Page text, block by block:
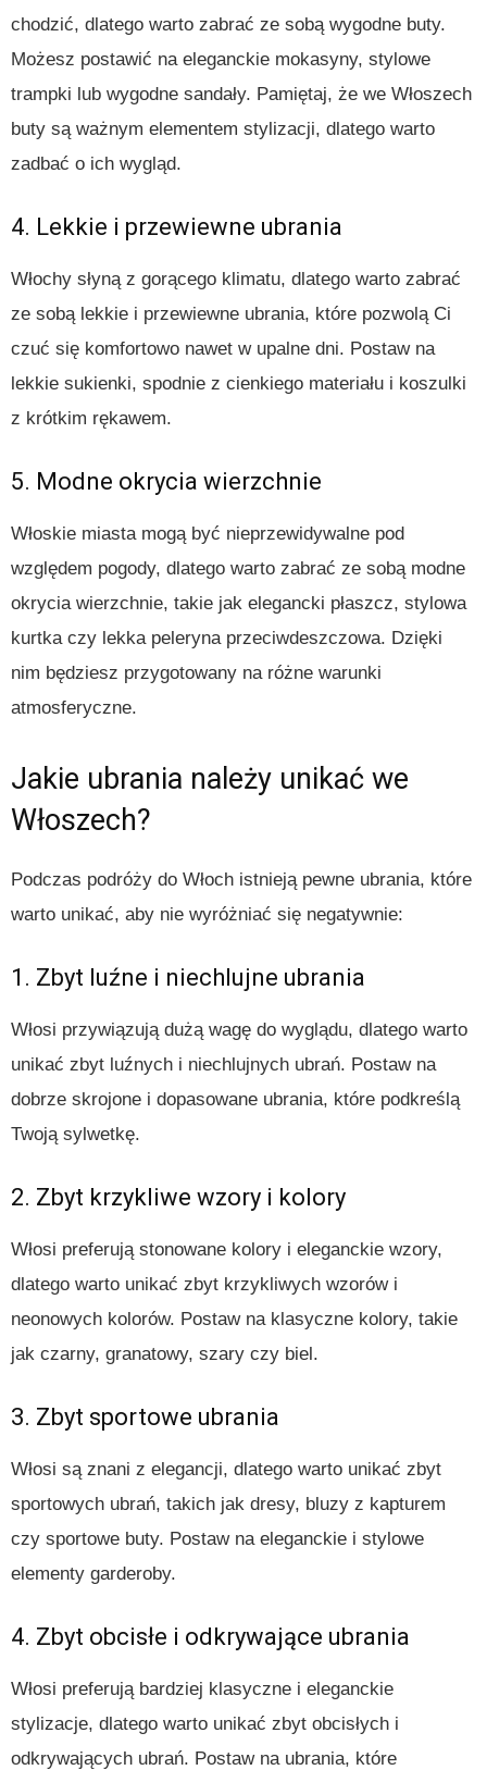
chodzić, dlatego warto zabrać ze sobą wygodne buty.
Możesz postawić na eleganckie mokasyny, stylowe
trampki lub wygodne sandały. Pamiętaj, że we Włoszech
buty są ważnym elementem stylizacji, dlatego warto
zadbać o ich wygląd.
4. Lekkie i przewiewne ubrania
Włochy słyną z gorącego klimatu, dlatego warto zabrać
ze sobą lekkie i przewiewne ubrania, które pozwolą Ci
czuć się komfortowo nawet w upalne dni. Postaw na
lekkie sukienki, spodnie z cienkiego materiału i koszulki
z krótkim rękawem.
5. Modne okrycia wierzchnie
Włoskie miasta mogą być nieprzewidywalne pod
względem pogody, dlatego warto zabrać ze sobą modne
okrycia wierzchnie, takie jak elegancki płaszcz, stylowa
kurtka czy lekka peleryna przeciwdeszczowa. Dzięki
nim będziesz przygotowany na różne warunki
atmosferyczne.
Jakie ubrania należy unikać we
Włoszech?
Podczas podróży do Włoch istnieją pewne ubrania, które
warto unikać, aby nie wyróżniać się negatywnie:
1. Zbyt luźne i niechlujne ubrania
Włosi przywiązują dużą wagę do wyglądu, dlatego warto
unikać zbyt luźnych i niechlujnych ubrań. Postaw na
dobrze skrojone i dopasowane ubrania, które podkreślą
Twoją sylwetkę.
2. Zbyt krzykliwe wzory i kolory
Włosi preferują stonowane kolory i eleganckie wzory,
dlatego warto unikać zbyt krzykliwych wzorów i
neonowych kolorów. Postaw na klasyczne kolory, takie
jak czarny, granatowy, szary czy biel.
3. Zbyt sportowe ubrania
Włosi są znani z elegancji, dlatego warto unikać zbyt
sportowych ubrań, takich jak dresy, bluzy z kapturem
czy sportowe buty. Postaw na eleganckie i stylowe
elementy garderoby.
4. Zbyt obcisłe i odkrywające ubrania
Włosi preferują bardziej klasyczne i eleganckie
stylizacje, dlatego warto unikać zbyt obcisłych i
odkrywających ubrań. Postaw na ubrania, które